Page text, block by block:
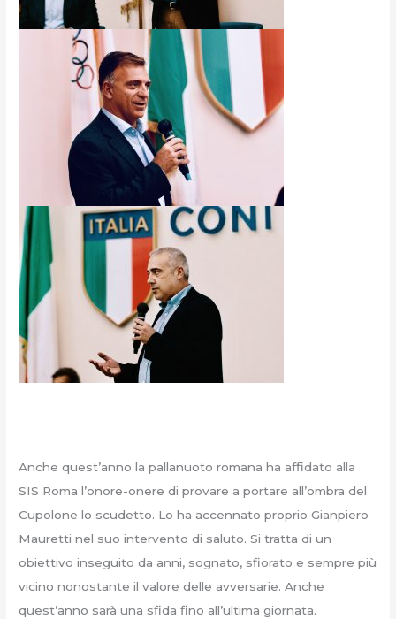
Anche quest’anno la pallanuoto romana ha affidato alla
SIS Roma l’onore-onere di provare a portare all’ombra del
Cupolone lo scudetto. Lo ha accennato proprio Gianpiero
Mauretti nel suo intervento di saluto. Si tratta di un
obiettivo inseguito da anni, sognato, sfiorato e sempre più
vicino nonostante il valore delle avversarie. Anche
quest’anno sarà una sfida fino all’ultima giornata.